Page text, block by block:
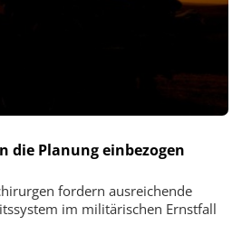
die Planung einbezogen
fordern ausreichende
im militärischen Ernstfall